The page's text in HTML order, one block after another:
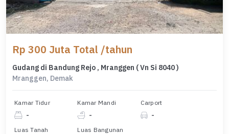
Rp 300 Juta Total /tahun
Gudang di Bandung Rejo , Mranggen ( Vn Si 8040 )
Mranggen, Demak
Kamar Tidur
-
Kamar Mandi
-
Carport
-
Luas Tanah Luas Bangunan